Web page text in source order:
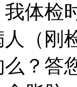
我体检
（刚
？答